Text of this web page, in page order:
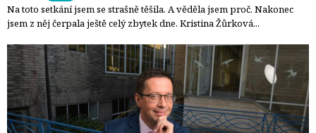
Na toto setkání jsem se strašně těšila. A věděla jsem proč. Nakonec
jsem z něj čerpala ještě celý zbytek dne. Kristina Žůrková...